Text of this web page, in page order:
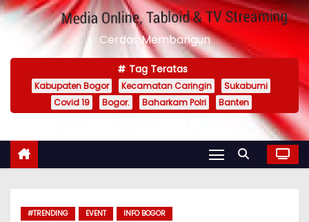
e
Cerdas Membangun
Tag Teratas
Kabupaten Bogor Kecamatan Caringin
Sukabumi
Covid 19
Bogor. Baharkam Polri Banten
#TRENDING EVENT INFO BOGOR